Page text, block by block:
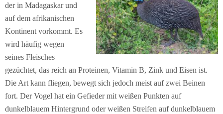
der in Madagaskar und
auf dem afrikanischen
Kontinent vorkommt. Es
wird häufig wegen
seines Fleisches
gezüchtet, das reich an Proteinen, Vitamin B, Zink und Eisen ist.
Die Art kann fliegen, bewegt sich jedoch meist auf zwei Beinen
fort. Der Vogel hat ein Gefieder mit weißen Punkten auf
dunkelblauem Hintergrund oder weißen Streifen auf dunkelblauem